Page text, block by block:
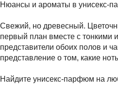
Нюансы и ароматы в унисекс-
Свежий, но древесный.
первый план вместе с тонкими
представители обоих полов и
представление о том, какие
Найдите унисекс-парфюм на